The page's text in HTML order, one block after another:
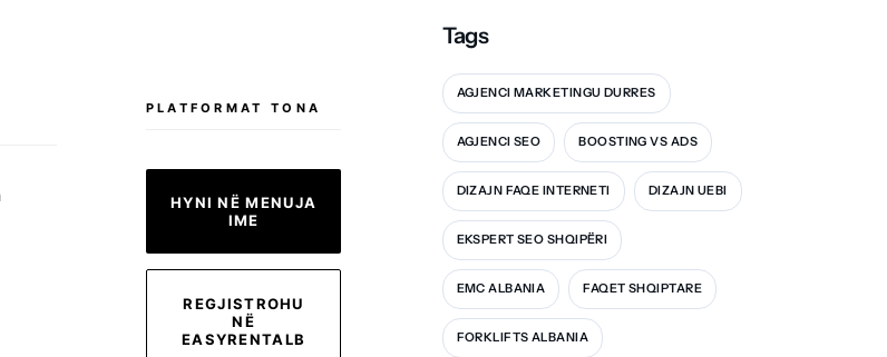
PLATFORMAT TONA
HYNI NË MENUJA
IME
REGJISTROHU
NË
EASYRENTALB
Tags
AGJENCI MARKETINGU DURRES
AGJENCI SEO BOOSTING VS ADS
DIZAJN FAQE INTERNETI DIZAJN UEBI
EKSPERT SEO SHQIPËRI
EMC ALBANIA FAQET SHQIPTARE
FORKLIFTS ALBANIA